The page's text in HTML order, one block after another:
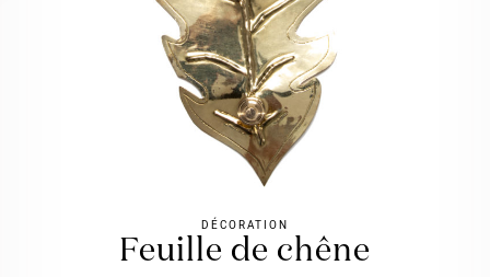
DÉCORATION
feuille de chêne